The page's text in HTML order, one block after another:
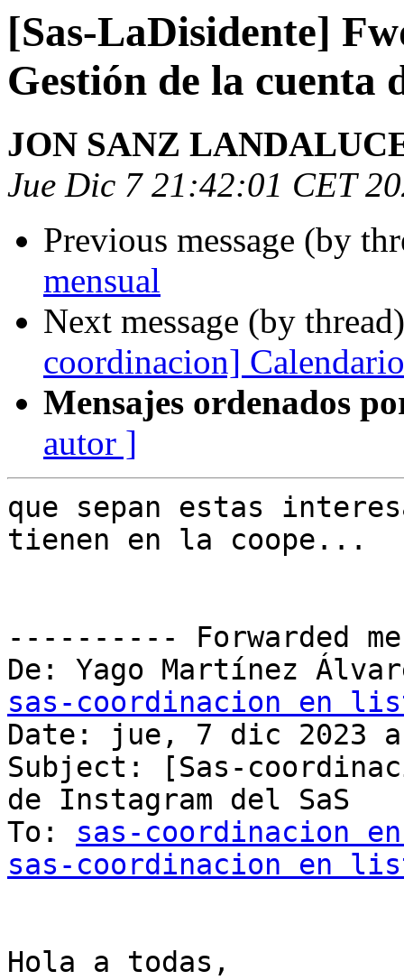
[Sas-LaDisidente]
Gestión de la cuenta
JON SANZ
Jue Dic 7 21:42:01 CET
Previous message (by
mensual
Next message (by
coordinacion]
Mensajes ordenados
autor ]
que sepan estas
tienen en la coope...
---------- Forwarded
sas-coordinacion en
Date: jue, 7 dic 2023
Subject: [Sas-
de Instagram del SaS
To: sas-coordinacion
sas-coordinacion en
Hola a todas,